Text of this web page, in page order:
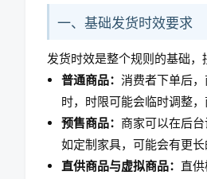
一、基础发货时效要求
发货时效是整个规则的基础，
普通商品： 消费者下单后
时，时限可能会临时调整
预售商品： 商家可以在后
如定制家具，可能会有更
直供商品与虚拟商品： 直